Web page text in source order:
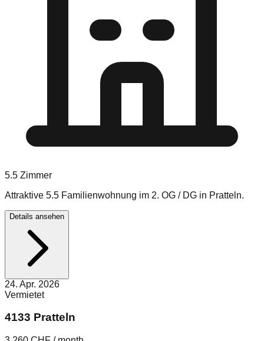
5.5 Zimmer
Attraktive 5.5 Familienwohnung im 2. OG / DG in Pratteln.
Details ansehen
24. Apr. 2026
Vermietet
4133 Pratteln